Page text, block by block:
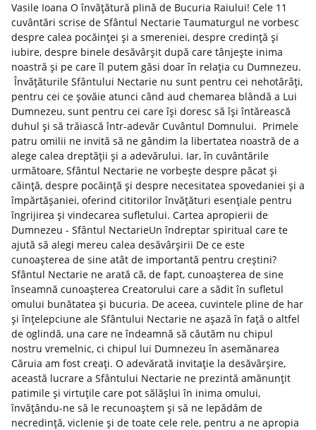
Vasile Ioana O învățătură plină de Bucuria Raiului! Cele 11
cuvântări scrise de Sfântul Nectarie Taumaturgul ne vorbesc
despre calea pocăinței și a smereniei, despre credință și
iubire, despre binele desăvârșit după care tânjește inima
noastră și pe care îl putem găsi doar în relația cu Dumnezeu.
Învățăturile Sfântului Nectarie nu sunt pentru cei nehotărâți,
pentru cei ce șovăie atunci când aud chemarea blândă a Lui
Dumnezeu, sunt pentru cei care își doresc să își întărească
duhul și să trăiască într-adevăr Cuvântul Domnului. Primele
patru omilii ne invită să ne gândim la libertatea noastră de a
alege calea dreptății și a adevărului. Iar, în cuvântările
următoare, Sfântul Nectarie ne vorbește despre păcat și
căință, despre pocăință și despre necesitatea spovedaniei și a
împărtășaniei, oferind cititorilor învățături esențiale pentru
îngrijirea și vindecarea sufletului. Cartea apropierii de
Dumnezeu - Sfântul NectarieUn îndreptar spiritual care te
ajută să alegi mereu calea desăvârșirii De ce este
cunoașterea de sine atât de importantă pentru creștini?
Sfântul Nectarie ne arată că, de fapt, cunoașterea de sine
înseamnă cunoașterea Creatorului care a sădit în sufletul
omului bunătatea și bucuria. De aceea, cuvintele pline de har
și înțelepciune ale Sfântului Nectarie ne așază în față o altfel
de oglindă, una care ne îndeamnă să căutăm nu chipul
nostru vremelnic, ci chipul lui Dumnezeu în asemănarea
Căruia am fost creați. O adevărată invitație la desăvârșire,
această lucrare a Sfântului Nectarie ne prezintă amănunțit
patimile și virtuțile care pot sălășlui în inima omului,
învățându-ne să le recunoaștem și să ne lepădăm de
necredință, viclenie și de toate cele rele, pentru a ne apropia